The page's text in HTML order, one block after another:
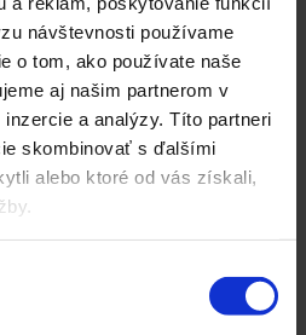
návštevnosti používame
o tom, ako používate naše
aj našim partnerom v
a analýzy. Títo partneri
skombinovať s ďalšími
alebo ktoré od vás získali,
minimálne
činnosti!
typ A
typ B